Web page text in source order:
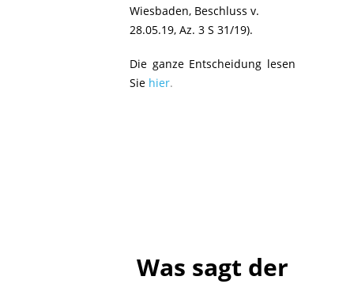
Wiesbaden, Beschluss v.
28.05.19, Az. 3 S 31/19).
Die ganze Entscheidung lesen
Sie hier.
Was sagt der